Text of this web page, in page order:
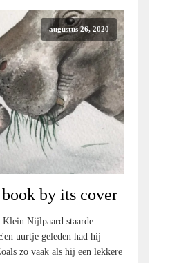
augustus 26, 2020
by its cover
Nijlpaard staarde
uurtje geleden had hij
zo vaak als hij een lekkere